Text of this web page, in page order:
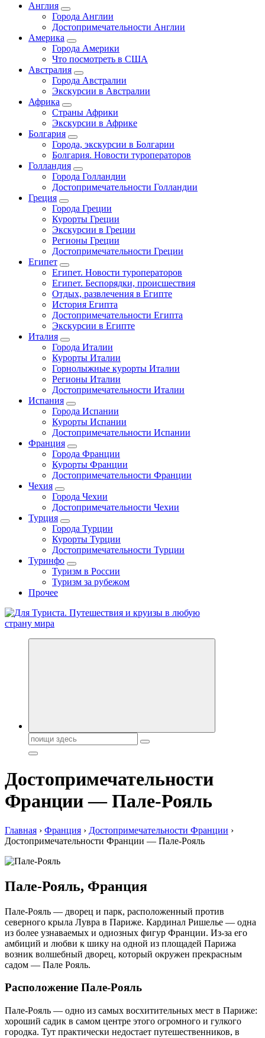
Англия
Города Англии
Достопримечательности Англии
Америка
Города Америки
Что посмотреть в США
Австралия
Города Австралии
Экскурсии в Австралии
Африка
Страны Африки
Экскурсии в Африке
Болгария
Города, экскурсии в Болгарии
Болгария. Новости туроператоров
Голландия
Города Голландии
Достопримечательности Голландии
Греция
Города Греции
Курорты Греции
Экскурсии в Греции
Регионы Греции
Достопримечательности Греции
Египет
Египет. Новости туроператоров
Египет. Беспорядки, происшествия
Отдых, развлечения в Египте
История Египта
Достопримечательности Египта
Экскурсии в Египте
Италия
Города Италии
Курорты Италии
Горнолыжные курорты Италии
Регионы Италии
Достопримечательности Италии
Испания
Города Испании
Курорты Испании
Достопримечательности Испании
Франция
Города Франции
Курорты Франции
Достопримечательности Франции
Чехия
Города Чехии
Достопримечательности Чехии
Турция
Города Турции
Курорты Турции
Достопримечательности Турции
Туринфо
Туризм в России
Туризм за рубежом
Прочее
Новости туризма, куда поехать на отдых, где провести отпуск.
Поиск:
Достопримечательности
Франции — Пале-Рояль
Главная › Франция › Достопримечательности Франции ›
Достопримечательности Франции — Пале-Рояль
Пале-Рояль, Франция
Пале-Рояль — дворец и парк, расположенный против
северного крыла Лувра в Париже. Кардинал Ришелье — одна
из более узнаваемых и одиозных фигур Франции. Из-за его
амбиций и любви к шику на одной из площадей Парижа
возник волшебный дворец, который окружен прекрасным
садом — Пале Рояль.
Расположение Пале-Рояль
Пале-Рояль — одно из самых восхитительных мест в Париже:
хороший садик в самом центре этого огромного и гулкого
городка. Тут практически недостает путешественников, в